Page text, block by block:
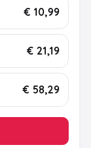
€ 10,99
€ 21,19
€ 58,29